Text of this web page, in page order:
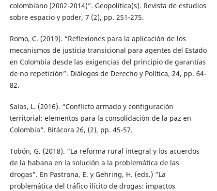
colombiano (2002-2014)”. Geopolítica(s). Revista de estudios
sobre espacio y poder, 7 (2), pp. 251-275.
Romo, C. (2019). “Reflexiones para la aplicación de los
mecanismos de justicia transicional para agentes del Estado
en Colombia desde las exigencias del principio de garantías
de no repetición”. Diálogos de Derecho y Política, 24, pp. 64-
82.
Salas, L. (2016). “Conflicto armado y configuración
territorial: elementos para la consolidación de la paz en
Colombia”. Bitácora 26, (2), pp. 45-57.
Tobón, G. (2018). “La reforma rural integral y los acuerdos
de la habana en la solución a la problemática de las
drogas”. En Pastrana, E. y Gehring, H. (eds.) “La
problemática del tráfico ilícito de drogas: impactos